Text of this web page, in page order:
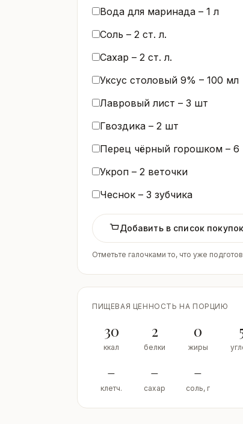
Вода для маринада – 1 л
Соль – 2 ст. л.
Сахар – 2 ст. л.
Уксус столовый 9% – 100 мл
Лавровый лист – 3 шт
Гвоздика – 2 шт
Перец чёрный горошком – 6
Укроп – 2 веточки
Чеснок – 3 зубчика
Добавить в список покупок
Отметьте галочками то, что уже
ПИЩЕВАЯ ЦЕННОСТЬ НА ПОРЦИЮ
30
ккал
2
белки
0
жиры
–
клетч.
–
сахар
–
соль, г